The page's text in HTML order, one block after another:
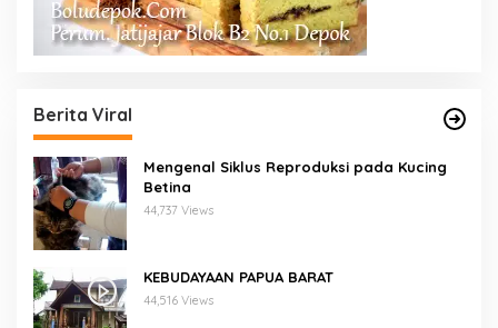
Berita Viral
Mengenal Siklus Reproduksi pada Kucing
Betina
44,737 Views
KEBUDAYAAN PAPUA BARAT
44,516 Views